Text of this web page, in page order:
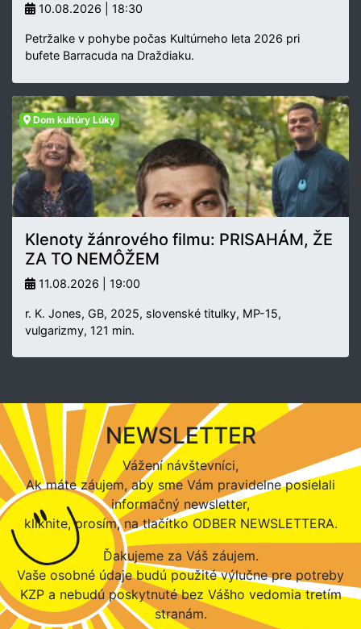
10.08.2026 | 18:30
Petržalke v pohybe počas Kultúrneho leta 2026 pri
bufete Barracuda na Draždiaku.
Dom kultúry Lúky
Klenoty žánrového filmu: PRISAHÁM, ŽE
ZA TO NEMÔŽEM
11.08.2026 | 19:00
r. K. Jones, GB, 2025, slovenské titulky, MP-15,
vulgarizmy, 121 min.
NEWSLETTER
Vážení návštevníci,
Ak máte záujem, aby sme Vám pravidelne posielali
informačný newsletter,
kliknite, prosím, na tlačítko ODBER NEWSLETTERA.
Ďakujeme za Váš záujem.
Vaše osobné údaje budú použité výlučne pre potreby
KZP a nebudú poskytnuté bez Vášho vedomia tretím
stranám.